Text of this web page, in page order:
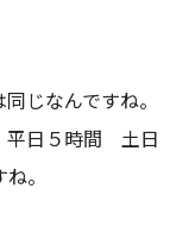
じなんですね。
平日５時間 土日
。